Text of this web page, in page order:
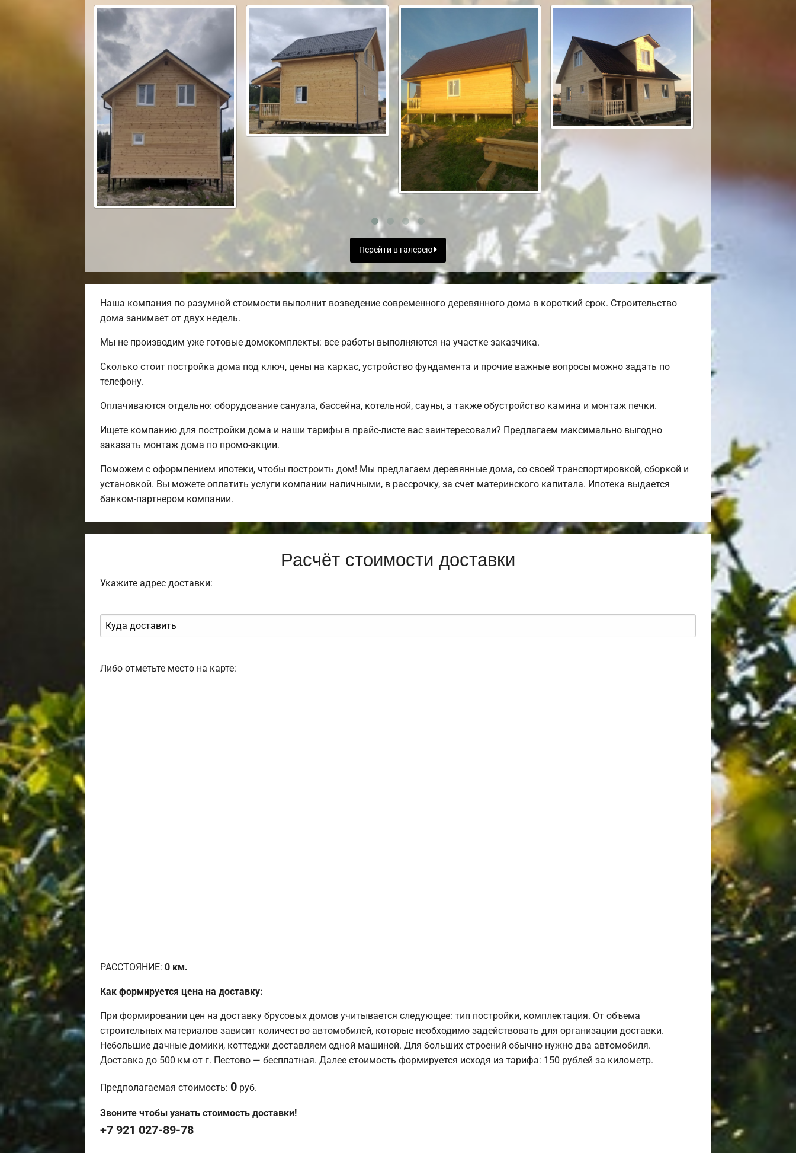
Перейти в галерею
Наша компания по разумной стоимости выполнит возведение современного деревянного дома в короткий срок. Строительство
дома занимает от двух недель.
Мы не производим уже готовые домокомплекты: все работы выполняются на участке заказчика.
Сколько стоит постройка дома под ключ, цены на каркас, устройство фундамента и прочие важные вопросы можно задать по
телефону.
Оплачиваются отдельно: оборудование санузла, бассейна, котельной, сауны, а также обустройство камина и монтаж печки.
Ищете компанию для постройки дома и наши тарифы в прайс-листе вас заинтересовали? Предлагаем максимально выгодно
заказать монтаж дома по промо-акции.
Поможем с оформлением ипотеки, чтобы построить дом! Мы предлагаем деревянные дома, со своей транспортировкой, сборкой и
установкой. Вы можете оплатить услуги компании наличными, в рассрочку, за счет материнского капитала. Ипотека выдается
банком-партнером компании.
Расчёт стоимости доставки
Укажите адрес доставки:
Либо отметьте место на карте:
РАССТОЯНИЕ: 0 км.
Как формируется цена на доставку:
При формировании цен на доставку брусовых домов учитывается следующее: тип постройки, комплектация. От объема
строительных материалов зависит количество автомобилей, которые необходимо задействовать для организации доставки.
Небольшие дачные домики, коттеджи доставляем одной машиной. Для больших строений обычно нужно два автомобиля.
Доставка до 500 км от г. Пестово — бесплатная. Далее стоимость формируется исходя из тарифа: 150 рублей за километр.
Предполагаемая стоимость: 0 руб.
Звоните чтобы узнать стоимость доставки!
+7 921 027-89-78